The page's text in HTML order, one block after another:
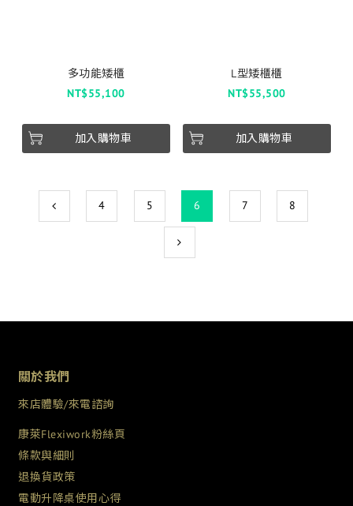
多功能矮櫃
NT$55,100
加入購物車
L型矮櫃櫃
NT$55,500
加入購物車
4 5 6 7 8
關於我們
來店體驗/來電諮詢
康萊Flexiwork粉絲頁
條款與細則
退換貨政策
電動升降桌使用心得